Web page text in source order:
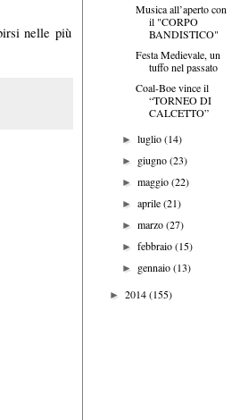
nelle più
Musica all’aperto con
il "CORPO
BANDISTICO"
Festa Medievale, un
tuffo nel passato
Coal-Boe vince il
“TORNEO DI
CALCETTO”
►luglio(14)
► giugno(23)
►maggio(22)
►aprile(21)
►marzo(27)
►febbraio(15)
► gennaio(13)
► 2014(155)